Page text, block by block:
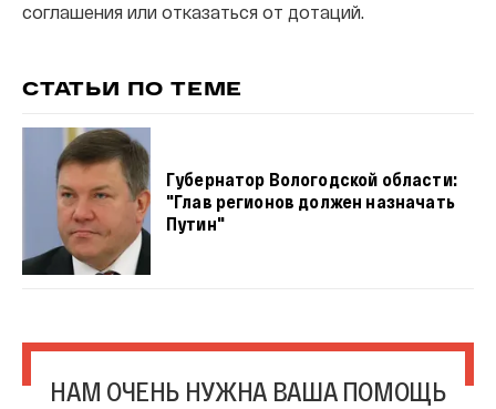
соглашения или отказаться от дотаций.
СТАТЬИ ПО ТЕМЕ
Губернатор Вологодской области:
"Глав регионов должен назначать
Путин"
НАМ ОЧЕНЬ НУЖНА ВАША ПОМОЩЬ